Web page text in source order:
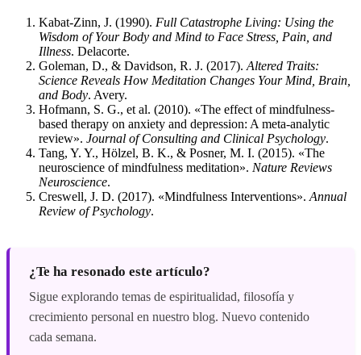
Kabat-Zinn, J. (1990). Full Catastrophe Living: Using the
Wisdom of Your Body and Mind to Face Stress, Pain, and
Illness. Delacorte.
Goleman, D., & Davidson, R. J. (2017). Altered Traits:
Science Reveals How Meditation Changes Your Mind, Brain,
and Body. Avery.
Hofmann, S. G., et al. (2010). «The effect of mindfulness-
based therapy on anxiety and depression: A meta-analytic
review». Journal of Consulting and Clinical Psychology.
Tang, Y. Y., Hölzel, B. K., & Posner, M. I. (2015). «The
neuroscience of mindfulness meditation». Nature Reviews
Neuroscience.
Creswell, J. D. (2017). «Mindfulness Interventions». Annual
Review of Psychology.
¿Te ha resonado este artículo?
Sigue explorando temas de espiritualidad, filosofía y
crecimiento personal en nuestro blog. Nuevo contenido
cada semana.